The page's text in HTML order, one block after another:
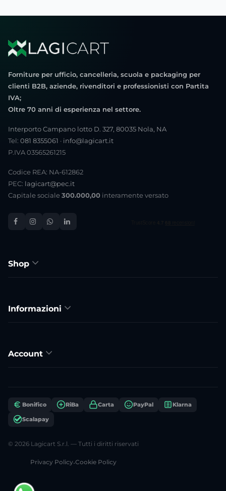
Forniture per ufficio, cancelleria, scuola e packaging per
clienti B2B, aziende, rivenditori e professionisti con Partita
IVA;
Oltre 70 anni di esperienza nel settore.
Interporto Campano lotto D. 327, 80035 Nola, NA
Tel: 081 8355061 · info@lagicart.it
P.IVA 03565261215
Codice REA: NA-612862
PEC: lagicart@pec.it
Capitale sociale 300.000,00 interamente versato
Shop
Informazioni
Account
Bonifico RiBa Carta PayPal Klarna
Scalapay
© 2026 Lagicart S.r.l. — Tutti i diritti riservati
Privacy Policy•Cookie Policy